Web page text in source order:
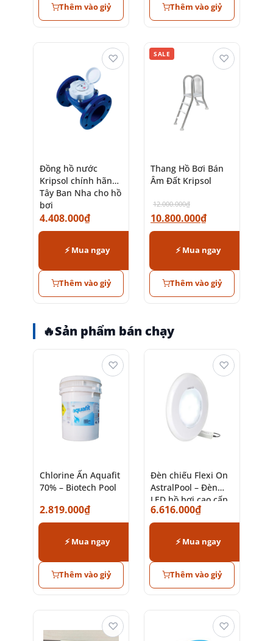
Thêm vào giỷ Thêm vào giỷ
Đồng hồ nước
Kripsol chính hãng
Tây Ban Nha cho hồ
bơi
4.408.000₫
⚡ Mua ngay
Thêm vào giỷ
♡ SALE
Thang Hồ Bơi Bán
Âm Đất Kripsol
12.000.000₫
10.800.000₫
⚡ Mua ngay
Thêm vào giỷ
♡
🔥Sản phẩm bán chạy
Chlorine Ấn Aquafit
70% – Biotech Pool
2.819.000₫
⚡ Mua ngay
Thêm vào giỷ
♡
Đèn chiếu Flexi On
AstralPool – Đèn
LED hồ bơi cao cấp
chính hãng
6.616.000₫
⚡ Mua ngay
Thêm vào giỷ
♡
♡ ♡